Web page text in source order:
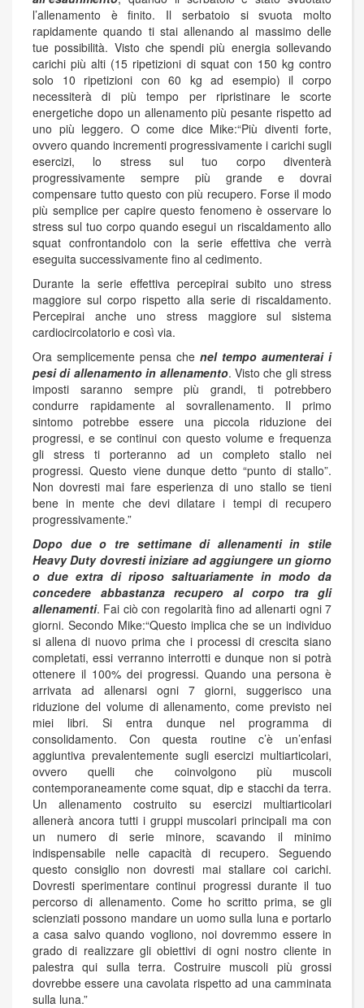
l’allenamento è finito. Il serbatoio si svuota molto
rapidamente quando ti stai allenando al massimo delle
tue possibilità. Visto che spendi più energia sollevando
carichi più alti (15 ripetizioni di squat con 150 kg contro
solo 10 ripetizioni con 60 kg ad esempio) il corpo
necessiterà di più tempo per ripristinare le scorte
energetiche dopo un allenamento più pesante rispetto ad
uno più leggero. O come dice Mike:“Più diventi forte,
ovvero quando incrementi progressivamente i carichi sugli
esercizi, lo stress sul tuo corpo diventerà
progressivamente sempre più grande e dovrai
compensare tutto questo con più recupero. Forse il modo
più semplice per capire questo fenomeno è osservare lo
stress sul tuo corpo quando esegui un riscaldamento allo
squat confrontandolo con la serie effettiva che verrà
eseguita successivamente fino al cedimento.
Durante la serie effettiva percepirai subito uno stress
maggiore sul corpo rispetto alla serie di riscaldamento.
Percepirai anche uno stress maggiore sul sistema
cardiocircolatorio e così via.
Ora semplicemente pensa che nel tempo aumenterai i
pesi di allenamento in allenamento. Visto che gli stress
imposti saranno sempre più grandi, ti potrebbero
condurre rapidamente al sovrallenamento. Il primo
sintomo potrebbe essere una piccola riduzione dei
progressi, e se continui con questo volume e frequenza
gli stress ti porteranno ad un completo stallo nei
progressi. Questo viene dunque detto “punto di stallo”.
Non dovresti mai fare esperienza di uno stallo se tieni
bene in mente che devi dilatare i tempi di recupero
progressivamente.”
Dopo due o tre settimane di allenamenti in stile
Heavy Duty dovresti iniziare ad aggiungere un giorno
o due extra di riposo saltuariamente in modo da
concedere abbastanza recupero al corpo tra gli
allenamenti. Fai ciò con regolarità fino ad allenarti ogni 7
giorni. Secondo Mike:“Questo implica che se un individuo
si allena di nuovo prima che i processi di crescita siano
completati, essi verranno interrotti e dunque non si potrà
ottenere il 100% dei progressi. Quando una persona è
arrivata ad allenarsi ogni 7 giorni, suggerisco una
riduzione del volume di allenamento, come previsto nei
miei libri. Si entra dunque nel programma di
consolidamento. Con questa routine c’è un’enfasi
aggiuntiva prevalentemente sugli esercizi multiarticolari,
ovvero quelli che coinvolgono più muscoli
contemporaneamente come squat, dip e stacchi da terra.
Un allenamento costruito su esercizi multiarticolari
allenerà ancora tutti i gruppi muscolari principali ma con
un numero di serie minore, scavando il minimo
indispensabile nelle capacità di recupero. Seguendo
questo consiglio non dovresti mai stallare coi carichi.
Dovresti sperimentare continui progressi durante il tuo
percorso di allenamento. Come ho scritto prima, se gli
scienziati possono mandare un uomo sulla luna e portarlo
a casa salvo quando vogliono, noi dovremmo essere in
grado di realizzare gli obiettivi di ogni nostro cliente in
palestra qui sulla terra. Costruire muscoli più grossi
dovrebbe essere una cavolata rispetto ad una camminata
sulla luna.”